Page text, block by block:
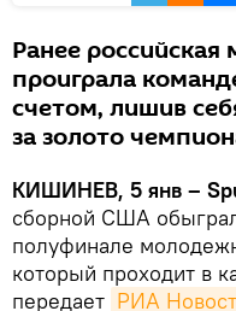
Ранее
проиграла
счетом, лишив
за золото
КИШИНЕВ, 5 янв –
сборной США
полуфинале
который проходит в
передает РИА